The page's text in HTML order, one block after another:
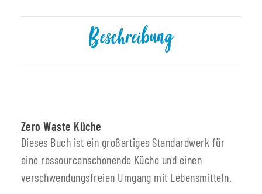
Beschreibung
Zero Waste Küche
Dieses Buch ist ein großartiges Standardwerk für
eine ressourcenschonende Küche und einen
verschwendungsfreien Umgang mit Lebensmitteln.